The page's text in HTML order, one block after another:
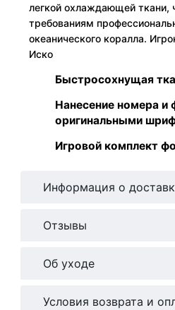
легкой охлаждающей ткани,
требованиям
океанического коралла.
Иско
Быстросохнущая
Нанесение номера и
оригинальными
Игровой комплект
Информация о
Отзывы
Об уходе
Условия возврата и